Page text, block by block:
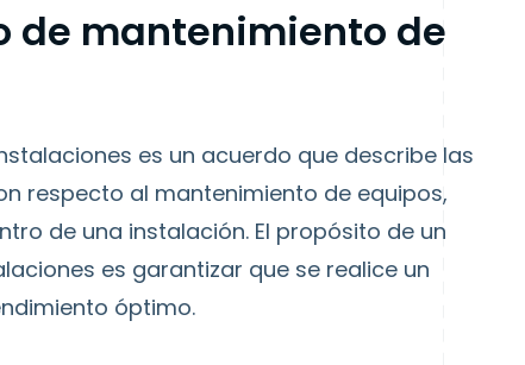
de mantenimiento de
es un acuerdo que describe las
respecto al mantenimiento de equipos,
de una instalación. El propósito de un
es garantizar que se realice un
óptimo.